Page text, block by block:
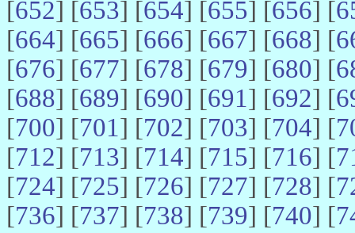
[652] [653] [654] [655] [656] [
[664] [665] [666] [667] [668] [
[676] [677] [678] [679] [680] [
[688] [689] [690] [691] [692] [
[700] [701] [702] [703] [704] [
[712] [713] [714] [715] [716] [
[724] [725] [726] [727] [728] [
[736] [737] [738] [739] [740] [